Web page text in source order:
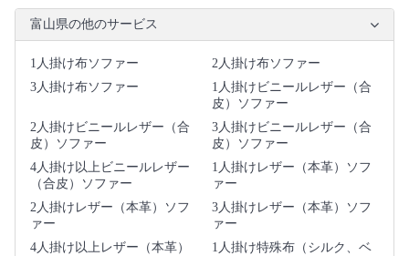
富山県の他のサービス
1人掛け布ソファー
2人掛け布ソファー
3人掛け布ソファー
1人掛けビニールレザー（合
皮）ソファー
2人掛けビニールレザー（合
皮）ソファー
3人掛けビニールレザー（合
皮）ソファー
4人掛け以上ビニールレザー
（合皮）ソファー
1人掛けレザー（本革）ソフ
ァー
2人掛けレザー（本革）ソフ
ァー
3人掛けレザー（本革）ソフ
ァー
4人掛け以上レザー（本革）
1人掛け特殊布（シルク、ベ